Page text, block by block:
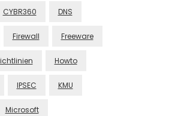
CYBR360 DNS
Firewall Freeware
Howto
IPSEC KMU
Microsoft